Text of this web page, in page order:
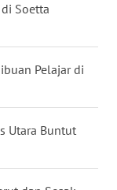
Soetta
Pelajar di
Utara Buntut